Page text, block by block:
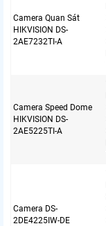
Camera Quan Sát
HIKVISION DS-
2AE7232TI-A
Camera Speed Dome
HIKVISION DS-
2AE5225TI-A
Camera DS-
2DE4225IW-DE